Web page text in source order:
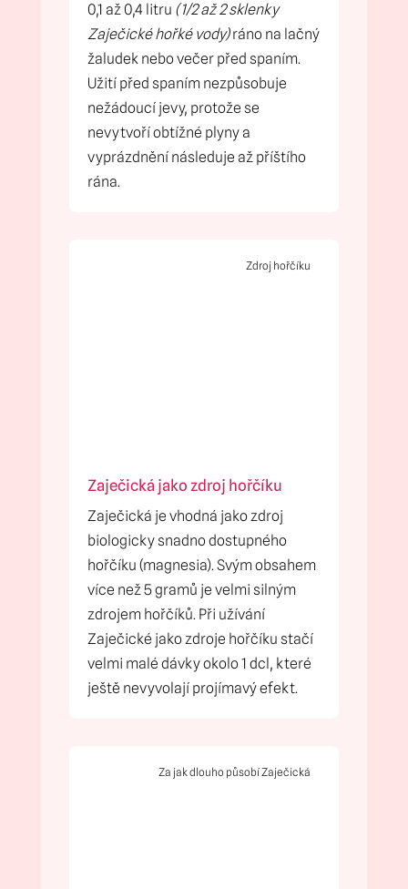
0,1 až 0,4 litru (1/2 až 2 sklenky
Zaječické hořké vody)ráno na lačný
žaludek nebo večer před spaním.
Užití před spaním nezpůsobuje
nežádoucí jevy, protože se
nevytvoří obtížné plyny a
vyprázdnění následuje až příštího
rána.
Zdroj hořčíku
Zaječická jako zdroj hořčíku
Zaječická je vhodná jako zdroj
biologicky snadno dostupného
hořčíku (magnesia). Svým obsahem
více než 5 gramů je velmi silným
zdrojem hořčíků. Při užívání
Zaječické jako zdroje hořčíku stačí
velmi malé dávky okolo 1 dcl, které
ještě nevyvolají projímavý efekt.
Za jak dlouho působí Zaječická